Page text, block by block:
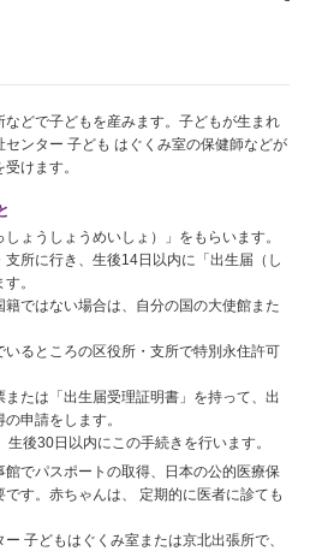
などで子どもを産みます。子どもが生まれ
ンター 子ども はぐくみ室の保健師などが
けます。
ょうしょうめいしょ）」をもらいます。
所に行き、生後14日以内に「出生届（し
。
籍ではない場合は、自分の国の大使館また
るところの区役所・支所で特別永住許可
たは「出生届受理証明書」を持って、出
申請をします。
後30日以内にこの手続きを行います。
でパスポートの取得、日本の公的医療保
す。赤ちゃんは、 定期的に医者に診ても
子どもはぐくみ室または京北出張所で、